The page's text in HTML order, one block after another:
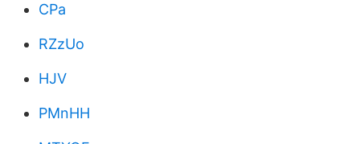
CPa
RZzUo
HJV
PMnHH